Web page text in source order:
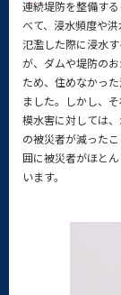
連続堤防を整備す
べて、浸水頻度や
氾濫した際に浸水
が、ダムや堤防の
ため、住めなかっ
ました。しかし、
模水害に対しては
の被災者が減った
囲に被災者がほと
います。